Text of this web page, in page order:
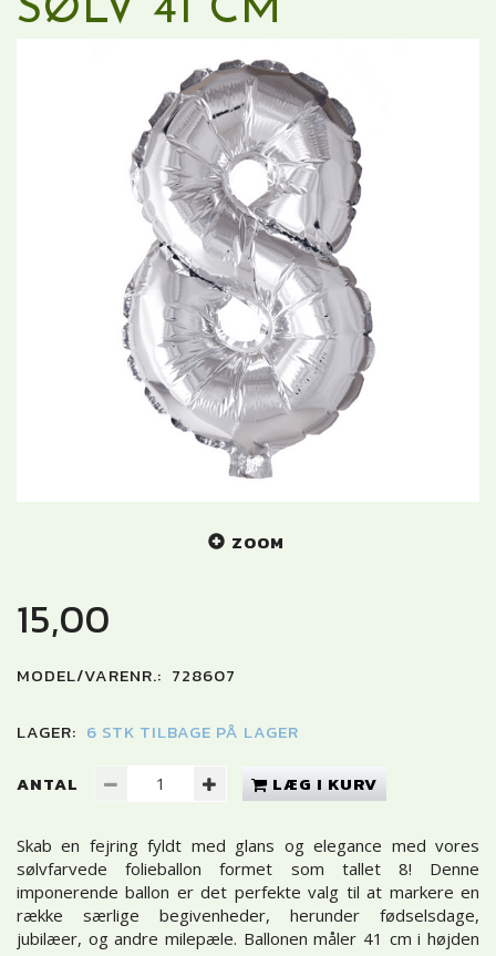
SØLV 41 CM
ZOOM
15,00
MODEL/VARENR.: 728607
LAGER: 6 STK TILBAGE PÅ LAGER
ANTAL LÆG I KURV
Skab en fejring fyldt med glans og elegance med vores
sølvfarvede folieballon formet som tallet 8! Denne
imponerende ballon er det perfekte valg til at markere en
række særlige begivenheder, herunder fødselsdage,
jubilæer, og andre milepæle. Ballonen måler 41 cm i højden